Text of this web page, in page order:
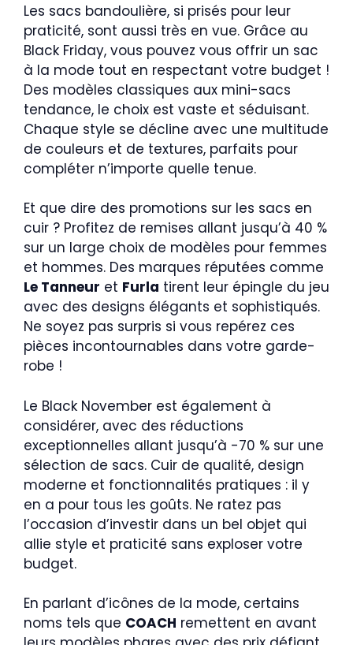
Les sacs bandoulière, si prisés pour leur
praticité, sont aussi très en vue. Grâce au
Black Friday, vous pouvez vous offrir un sac
à la mode tout en respectant votre budget !
Des modèles classiques aux mini-sacs
tendance, le choix est vaste et séduisant.
Chaque style se décline avec une multitude
de couleurs et de textures, parfaits pour
compléter n’importe quelle tenue.
Et que dire des promotions sur les sacs en
cuir ? Profitez de remises allant jusqu’à 40 %
sur un large choix de modèles pour femmes
et hommes. Des marques réputées comme
Le Tanneur et Furla tirent leur épingle du jeu
avec des designs élégants et sophistiqués.
Ne soyez pas surpris si vous repérez ces
pièces incontournables dans votre garde-
robe !
Le Black November est également à
considérer, avec des réductions
exceptionnelles allant jusqu’à -70 % sur une
sélection de sacs. Cuir de qualité, design
moderne et fonctionnalités pratiques : il y
en a pour tous les goûts. Ne ratez pas
l’occasion d’investir dans un bel objet qui
allie style et praticité sans exploser votre
budget.
En parlant d’icônes de la mode, certains
noms tels que COACH remettent en avant